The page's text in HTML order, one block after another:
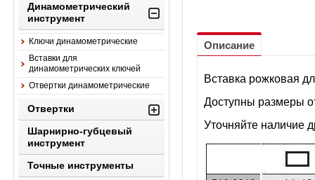
Динамометрический
инструмент
Ключи динамометрические
Вставки для
динамометрических ключей
Отвертки динамометрические
Отвертки
Шарнирно-губцевый
инструмент
Точные инструменты
Описание
Вставка рожковая
Доступны размеры
Уточняйте наличие